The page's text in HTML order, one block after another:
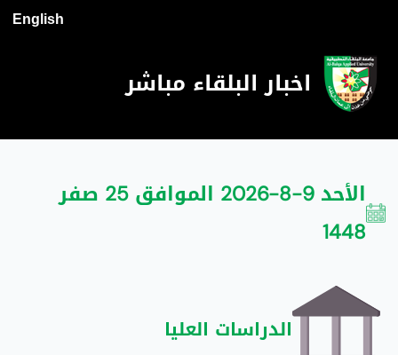
English
اخبار البلقاء مباشر
الأحد 9-8-2026 الموافق 25 صفر
1448
الدراسات العليا